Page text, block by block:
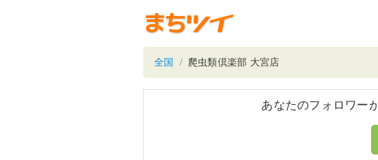
全国 爬虫類倶楽部 大宮店
あなたのフォロワー